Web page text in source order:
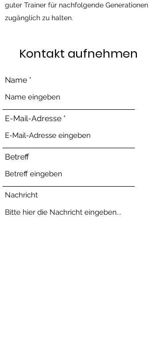
guter Trainer für nachfolgende Generationen
zugänglich zu halten.
Kontakt aufnehmen
Name
E-Mail-Adresse
Betreff
Nachricht